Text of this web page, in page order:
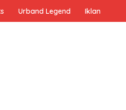
Urband Legend Iklan